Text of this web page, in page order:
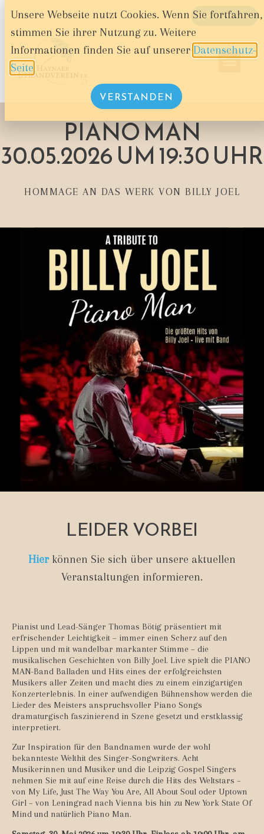
WARENKORB
PIANO MAN
30.05.2026 UM 19:30 UHR
HOMMAGE AN DAS WERK VON BILLY JOEL
Pianist und Lead-Sänger Thomas Bötig präsentiert mit
erfrischender Leichtigkeit – immer einen Scherz auf den
Lippen und mit wandelbar markanter Stimme – die
musikalischen Geschichten von Billy Joel. Live spielt die PIANO
MAN-Band Balladen und Hits eines der erfolgreichsten
Musikers aller Zeiten und macht dies zu einem einzigartigen
Konzerterlebnis. In einer aufwendigen Bühnenshow werden die
Lieder des Meisters anspruchsvoller Piano Songs
dramaturgisch faszinierend in Szene gesetzt und erstklassig
interpretiert.
Zur Inspiration für den Bandnamen wurde der wohl
bekannteste Welthit des Singer-Songwriters. Acht
Musikerinnen und Musiker und die Leipzig Gospel Singers
nehmen Sie mit auf eine Reise durch die Hits des Weltstars –
von My Life, Just The Way You Are, All About Soul oder Uptown
Girl – von Leningrad nach Vienna bis hin zu New York State Of
Mind und natürlich Piano Man.
LEIDER VORBEI
Hierkönnen Sie sich über unsere aktuellen
Veranstaltungen informieren.
Unsere Webseite nutzt Cookies. Wenn Sie fortfahren,
stimmen Sie ihrer Nutzung zu. Weitere
Informationen finden Sie auf unserer Datenschutz-
Seite
VERSTANDEN